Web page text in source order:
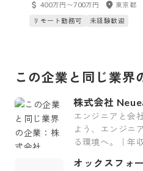
400万円〜700万円
東京都
リモート勤務可
未経験歓迎
この企業と同じ業界
株式会社
エンジニアと会
よう、エンジニ
る環境へ。｜年
オックスフォ